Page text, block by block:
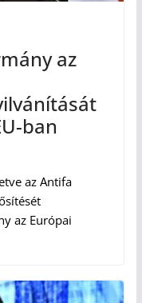
az
ban
az Antifa
az Európai